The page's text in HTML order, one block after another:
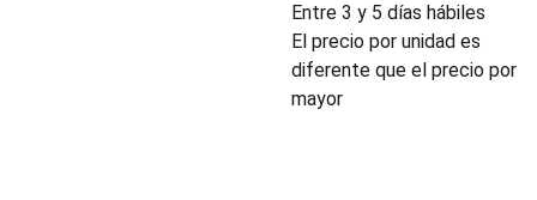
Entre 3 y 5 días hábiles
El precio por unidad es
diferente que el precio por
mayor